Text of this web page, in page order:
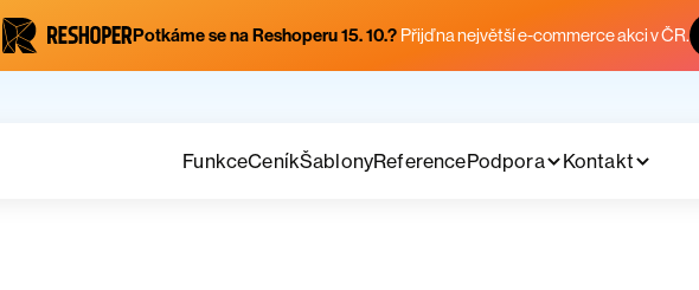
Potkáme se na Reshoperu 15. 10.? Přijď na největší e-commerce akci v ČR.
FunkceCeníkŠablonyReferencePodpora Kontakt